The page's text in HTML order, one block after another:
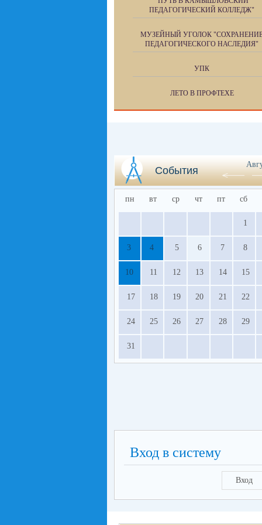
ПЕДАГОГИЧЕСКИЙ КОЛЛЕДЖ"
МУЗЕЙНЫЙ УГОЛОК
ПЕДАГОГИЧЕСКОГО НАСЛЕДИЯ"
УПК
ЛЕТО В ПРОФТЕХЕ
События
пн вт ср чт пт сб
1
3 4 5 6 7 8
10 11 12 13 14 15
17 18 19 20 21 22
24 25 26 27 28 29
31
Вход в систему
Вход